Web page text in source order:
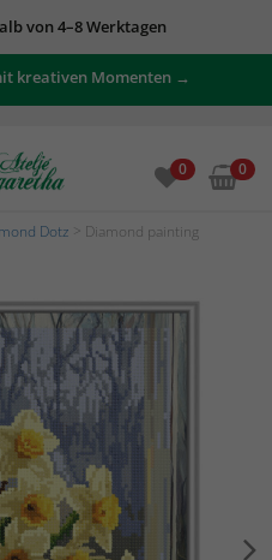
von 4–8 Werktagen
kreativen Momenten →
0 0
Dotz > Diamond painting